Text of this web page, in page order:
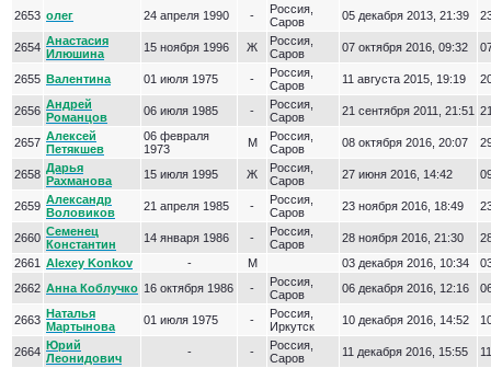
2653 олег 24 апреля 1990 -
Россия,
Саров
05 декабря 2013, 21:39
2654 Анастасия
Илюшина
15 ноября 1996 Ж
Россия,
Саров
07 октября 2016, 09:32
2655 Валентина 01 июля 1975 -
Россия,
Саров
11 августа 2015, 19:19
2656 Андрей
Романцов
06 июля 1985 -
Россия,
Саров
21 сентября 2011, 21:51
2657 Алексей
Петякшев
06 февраля
1973
М
Россия,
Саров
08 октября 2016, 20:07
2658 Дарья
Рахманова
15 июля 1995 Ж
Россия,
Саров
27 июня 2016, 14:42
2659 Александр
Воловиков
21 апреля 1985 -
Россия,
Саров
23 ноября 2016, 18:49
2660 Семенец
Константин
14 января 1986 -
Россия,
Саров
28 ноября 2016, 21:30
2661 Alexey Konkov - М 03 декабря 2016, 10:34
2662 Анна Коблучко 16 октября 1986 -
Россия,
Саров
06 декабря 2016, 12:16
2663 Наталья
Мартынова
01 июля 1975 -
Россия,
Иркутск
10 декабря 2016, 14:52
2664 Юрий
Леонидович
- -
Россия,
Саров
11 декабря 2016, 15:55